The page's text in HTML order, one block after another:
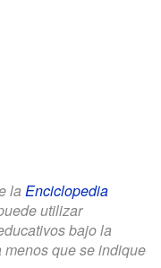
la Enciclopedia
utilizar
bajo la
menos que se indique